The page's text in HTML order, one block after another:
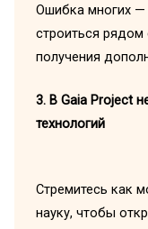
Ошибка многих —
строиться рядом
получения
3. В Gaia Project
технологий
Стремитесь как
науку, чтобы